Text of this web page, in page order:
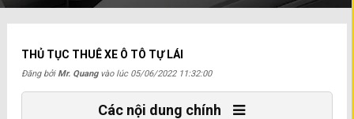
THỦ TỤC THUÊ XE Ô TÔ TỰ LÁI
Đăng bởiMr. Quangvào lúc 05/06/2022 11:32:00
Các nội dung chính